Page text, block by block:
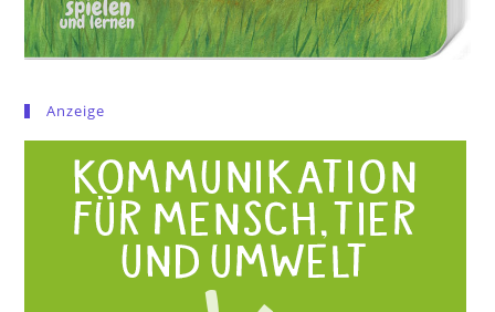
Anzeige